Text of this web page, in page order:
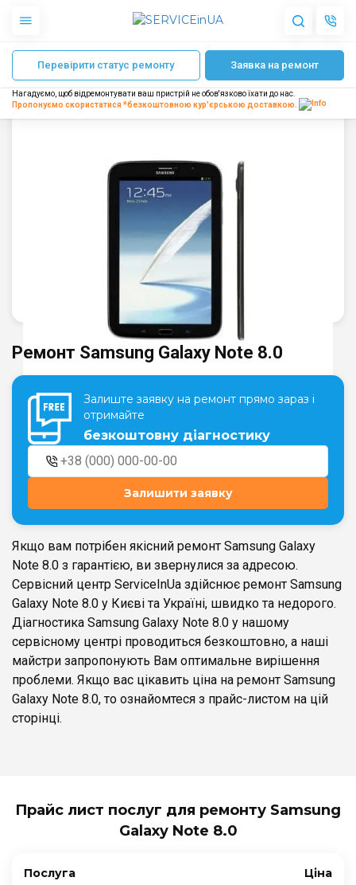
Apple
Гаджети
Акустика
Інтернет-магазин
Запчастини для смартфонів
Театральна
м. Київ, вул. Хрещатик 44-A м. Київ, вул. Анни Ахматової, 30
Оболонь
м. Київ, ТЦ LAKE PLAZA, вул. Героїв
полку “Азов”, 12
Дарниця
м. Київ, Комфорт Таун, вул.
Березнева, 16, корпус 3
Перевірити статус ремонту Заявка на ремонт
Нагадуємо, щоб відремонтувати ваш пристрій не обов'язково їхати до нас.
Пропонуємо скористатися *безкоштовною кур'єрською доставкою.
Головна Ремонт планшетів Samsung Ремонт Samsung Galaxy Note 8.0
Ремонт Samsung Galaxy Note 8.0
Залиште заявку на ремонт прямо зараз і
отримайте
безкоштовну діагностику
Залишити заявку
Якщо вам потрібен якісний ремонт Samsung Galaxy
Note 8.0 з гарантією, ви звернулися за адресою.
Сервісний центр ServiceInUa здійснює ремонт Samsung
Galaxy Note 8.0 у Києві та Україні, швидко та недорого.
Діагностика Samsung Galaxy Note 8.0 у нашому
сервісному центрі проводиться безкоштовно, а наші
майстри запропонують Вам оптимальне вирішення
проблеми. Якщо вас цікавить ціна на ремонт Samsung
Galaxy Note 8.0, то ознайомтеся з прайс-листом на цій
сторінці.
Прайс лист послуг для ремонту Samsung
Galaxy Note 8.0
Послуга Ціна